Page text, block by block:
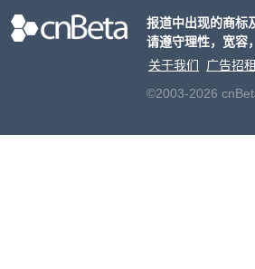
报道中出现的商标
请遵守理性，宽容
关于我们
广告招租
©2003-2026